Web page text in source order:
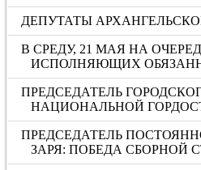
ДЕПУТАТЫ
В СРЕДУ, 21 МАЯ НА
ИСПОЛНЯЮЩИХ
ПРЕДСЕДАТЕЛЬ
НАЦИОНАЛЬНОЙ
ПРЕДСЕДАТЕЛЬ
ЗАРЯ: ПОБЕДА СБОРНОЙ